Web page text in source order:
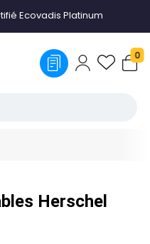
Ecovadis Platinum
0
Herschel